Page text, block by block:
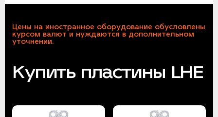
Цены на иностранное оборудование обусловлены
курсом валют и нуждаются в дополнительном
уточнении.
Купить пластины LHE